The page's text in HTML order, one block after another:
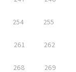
254 255
261 262
268 269